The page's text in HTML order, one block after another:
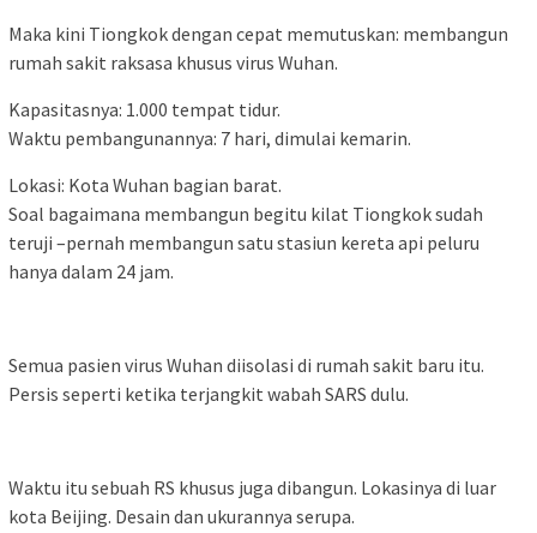
Maka kini Tiongkok dengan cepat memutuskan: membangun
rumah sakit raksasa khusus virus Wuhan.
Kapasitasnya: 1.000 tempat tidur.
Waktu pembangunannya: 7 hari, dimulai kemarin.
Lokasi: Kota Wuhan bagian barat.
Soal bagaimana membangun begitu kilat Tiongkok sudah
teruji –pernah membangun satu stasiun kereta api peluru
hanya dalam 24 jam.
Semua pasien virus Wuhan diisolasi di rumah sakit baru itu.
Persis seperti ketika terjangkit wabah SARS dulu.
Waktu itu sebuah RS khusus juga dibangun. Lokasinya di luar
kota Beijing. Desain dan ukurannya serupa.